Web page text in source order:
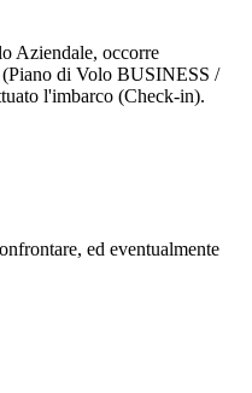
Aziendale, occorre
di Volo BUSINESS /
l'imbarco (Check-in).
ed eventualmente